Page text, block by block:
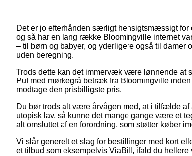
Det er jo efterhånden særligt hensigtsmæssigt for
og så har en lang række Bloomingville internet
– til børn og babyer, og yderligere også til damer
uden beregning.
Trods dette kan det immervæk være lønnende at
Puf med mørkegrå betræk fra Bloomingville
modtage den prisbilligste pris.
Du bør trods alt være årvågen med, at i tilfælde
utopisk lav, så kunne det mange gange være et
alt omsluttet af en forordning, som støtter køber
Vi slår generelt et slag for bestillinger med kort
et tilbud som eksempelvis ViaBill, ifald du